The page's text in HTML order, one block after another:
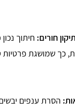
חורים: חיתוך
כך שמושגת פרטיות
הסרת ענפים